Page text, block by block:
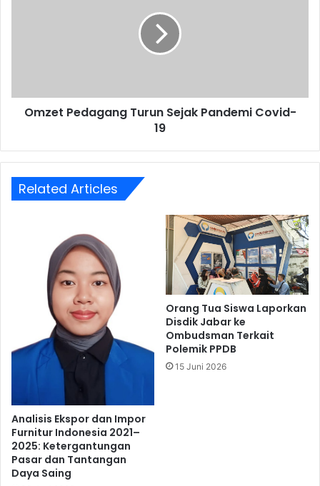
Omzet Pedagang Turun Sejak Pandemi Covid-
19
Related Articles
Analisis Ekspor dan Impor
Furnitur Indonesia 2021–
2025: Ketergantungan
Pasar dan Tantangan
Daya Saing
Orang Tua Siswa Laporkan
Disdik Jabar ke
Ombudsman Terkait
Polemik PPDB
15 Juni 2026